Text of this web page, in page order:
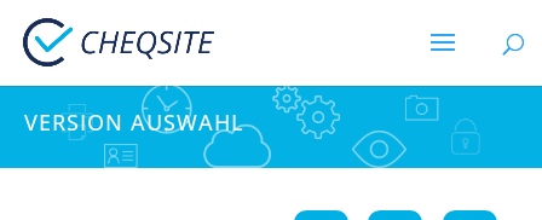
VERSION AUSWAHL